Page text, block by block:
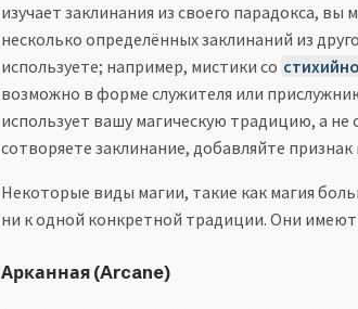
изучает заклинания из своего парадокса,
несколько определённых заклинаний из
используете; например, мистики со
возможно в форме служителя или
использует вашу магическую традицию, а не
сотворяете заклинание, добавляйте
Некоторые виды магии, такие как магия
ни к одной конкретной традиции. Они
Арканная (Arcane)